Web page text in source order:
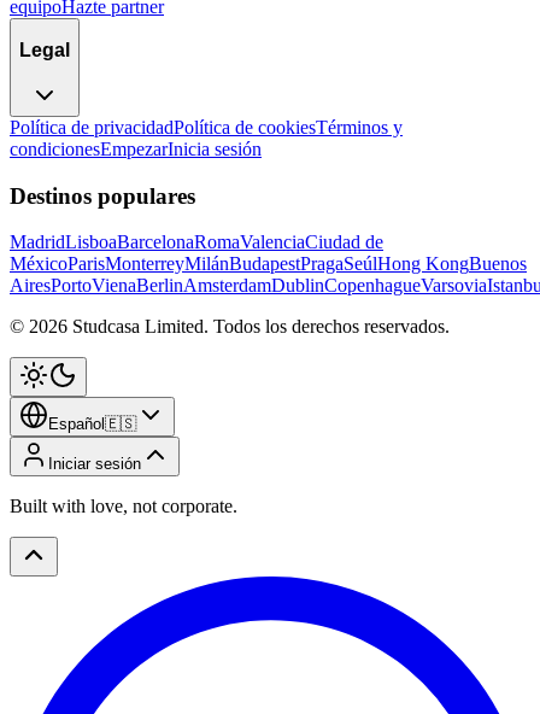
equipoHazte partner
Legal
Política de privacidadPolítica de cookiesTérminos y
condicionesEmpezarInicia sesión
Destinos populares
MadridLisboaBarcelonaRomaValenciaCiudad de
MéxicoParisMonterreyMilánBudapestPragaSeúlHong KongBuenos
AiresPortoVienaBerlinAmsterdamDublinCopenhagueVarsovia
© 2026 Studcasa Limited. Todos los derechos reservados.
Español 🇪🇸
Iniciar sesión
Built with love, not corporate.